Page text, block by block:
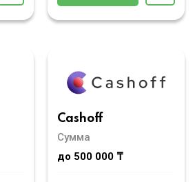
Cashoff
Сумма
до 500 000 ₸